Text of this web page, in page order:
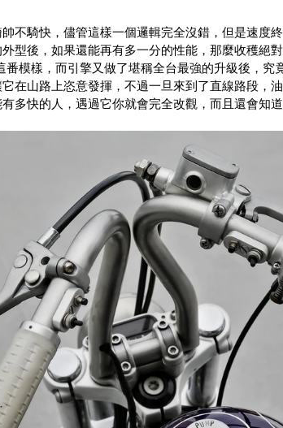
不騎快，儘管這樣一個邏輯完全沒錯，但是速度
型後，如果還能再有多一分的性能，那麼收穫絕
番模樣，而引擎又做了堪稱全台最強的升級後，究
在山路上恣意發揮，不過一旦來到了直線路段，
多快的人，遇過它你就會完全改觀，而且還會知